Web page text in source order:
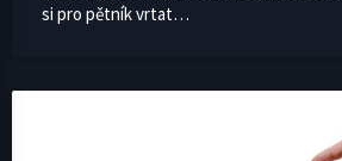
si pro pětník vrtat…